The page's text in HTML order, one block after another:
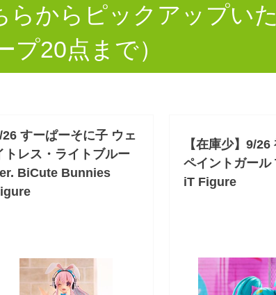
らからピックアップい
プ20点まで）
26 すーぱーそに子 ウェ
トレス・ライトブルー
BiCute Bunnies
【在庫少】9/26
ペイントガール
iT Figure